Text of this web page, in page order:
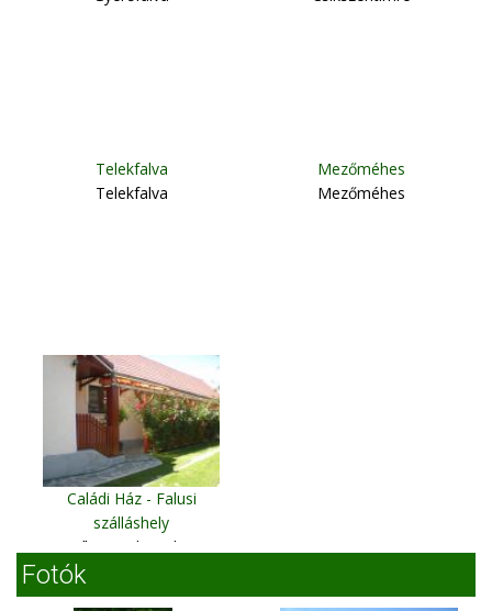
Telekfalva
Telekfalva
Mezőméhes
Mezőméhes
Caládi Ház - Falusi
szálláshely
Csíkszentdomokos
Fotók